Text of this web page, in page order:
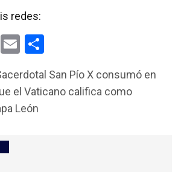
redes:
W
A
E
ail m
p
San Pío X consumó en
el Vaticano califica como
León